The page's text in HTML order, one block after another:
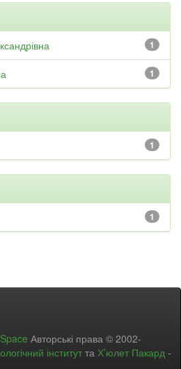
1
1
1
1
Авторські права © 2002-
інститут та Х’юлет Пакард -